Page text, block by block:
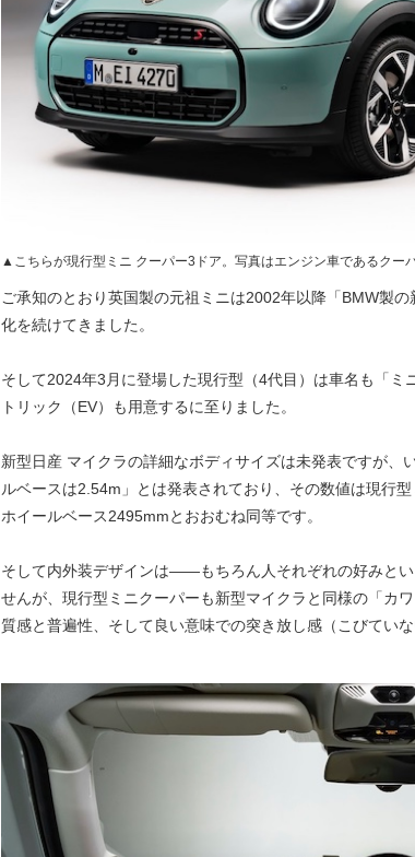
▲こちらが現行型ミニ クーパー3ドア。写真はエンジン車であるクー
ご承知のとおり英国製の元祖ミニは2002年以降「BMW製
化を続けてきました。
そして2024年3月に登場した現行型（4代目）は車名も「ミ
トリック（EV）も用意するに至りました。
新型日産 マイクラの詳細なボディサイズは未発表ですが、
ルベースは2.54m」とは発表されており、その数値は現行
ホイールベース2495mmとおおむね同等です。
そして内外装デザインは――もちろん人それぞれの好みと
せんが、現行型ミニクーパーも新型マイクラと同様の「カ
質感と普遍性、そして良い意味での突き放し感（こびてい